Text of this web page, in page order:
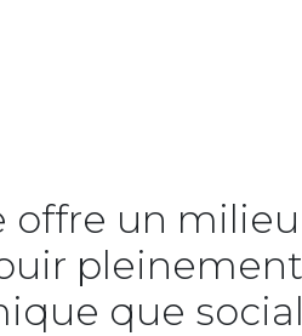
offre un
que